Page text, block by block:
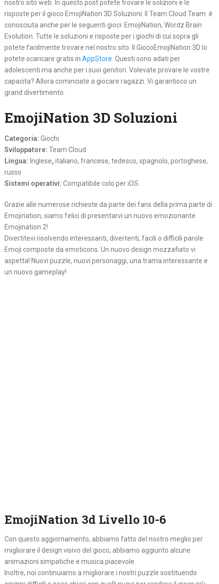
nostro sito web. In questo post potete trovare le solizioni e le
risposte per il gioco EmojiNation 3D Soluzioni. Il Team Cloud Team è
conosciuta anche per le seguenti gioci: EmojiNation, Wordz Brain
Evolution. Tutte le soluzioni e risposte per i giochi di cui sopra gli
potete facilmente trovare nel nostro sito. Il GiocoEmojiNation 3D lo
potete scaricare gratis in AppStore. Questi sono adati per
adolescenti ma anche per i suoi genitori. Volevate provare le vostre
capacita? Allora cominciate a giocare ragazzi. Vi garantisco un
grand divertimento.
EmojiNation 3D Soluzioni
Categoria: Giochi
Sviluppatore: Team Cloud
Lingua: Inglese, italiano, francese, tedesco, spagnolo, portoghese,
russo
Sistemi operativi: Compatibile colo per iOS.
Grazie alle numerose richieste da parte dei fans della prima parte di
Emojination, siamo felici di presentarvi un nuovo emozionante
Emojination 2!
Divertitevi risolvendo interessanti, divertenti, facili o difficili parole
Emoji composte da emoticons. Un nuovo design mozzafiato vi
aspetta! Nuovi puzzle, nuovi personaggi, una trama interessante e
un nuovo gameplay!
EmojiNation 3d Livello 10-6
Con questo aggiornamento, abbiamo fatto del nostro meglio per
migliorare il design visivo del gioco, abbiamo aggiunto alcune
animazioni simpatiche e musica piacevole.
Inoltre, noi continuiamo a migliorare i nostri puzzle sostituendo